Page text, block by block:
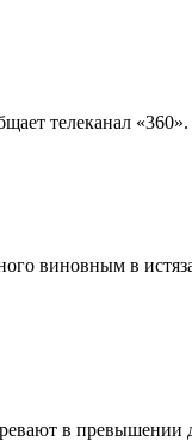
телеканал
виновным в
в превышении